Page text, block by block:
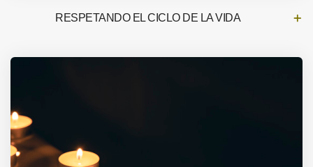
RESPETANDO EL CICLO DE LA VIDA